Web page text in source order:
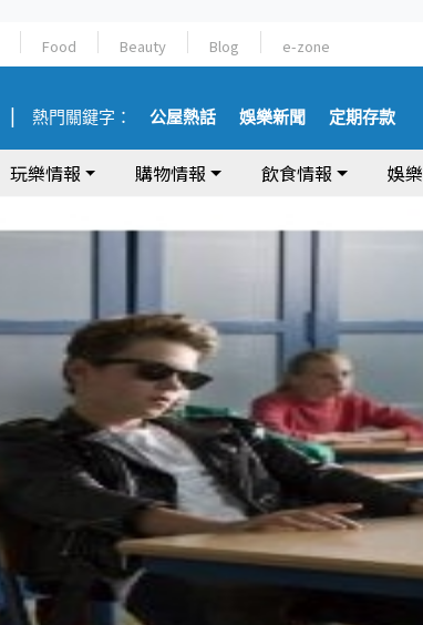
Food Beauty Blog e-zone
熱門關鍵字： 公屋熱話 娛樂新聞 定期存款
玩樂情報 購物情報 飲食情報 娛樂